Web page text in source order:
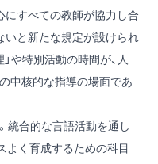
にすべての教師が協力し合
いと新たな規定が設けられ
」や特別活動の時間が、人
中核的な指導の場面であ
統合的な言語活動を通し
よく育成するための科目